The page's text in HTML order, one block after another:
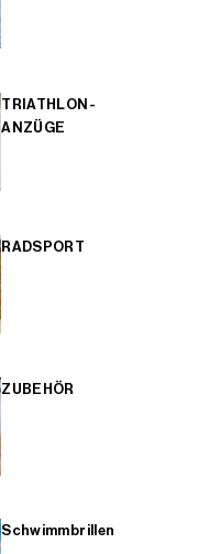
TRIATHLON-
ANZÜGE
RADSPORT
ZUBEHÖR
Schwimmbrillen